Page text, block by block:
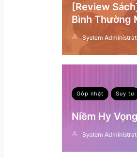
[Review
Bình Thường
System
Góp nhặt Suy tư
Niềm Hy
System